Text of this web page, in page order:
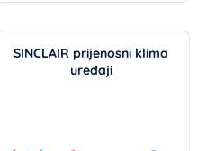
SINCLAIR prijenosni klima
uređaji